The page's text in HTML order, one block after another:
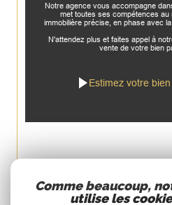
Notre agence vous accompagne
met toutes ses compétences au
immobilière précise, en phase avec
N'attendez plus et faites appel à
vente de votre bien
Estimez votre
Comme beaucoup,
utilise les